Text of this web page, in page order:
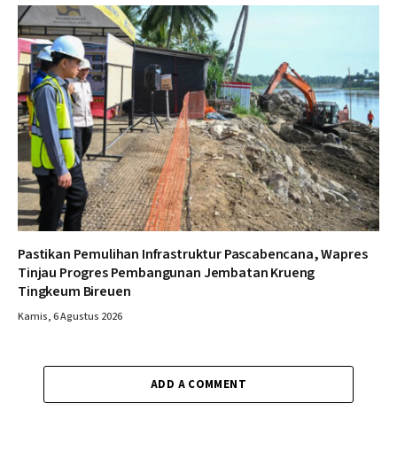
Pastikan Pemulihan Infrastruktur Pascabencana, Wapres
Tinjau Progres Pembangunan Jembatan Krueng
Tingkeum Bireuen
Kamis, 6 Agustus 2026
ADD A COMMENT